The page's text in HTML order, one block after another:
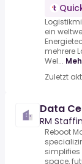
ein
mehrere
Wel...
Zuletzt
Data
RM
Reboot
simplifies
space,